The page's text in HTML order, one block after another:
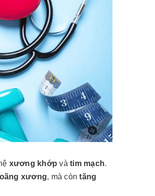
xương khớp và tim mạch.
xương, mà còntăng